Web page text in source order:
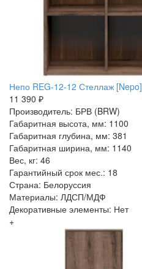
Непо REG-12-12 Стеллаж [Nepo]
11 390 ₽
Производитель: БРВ (BRW)
Габаритная высота, мм: 1100
Габаритная глубина, мм: 381
Габаритная ширина, мм: 1140
Вес, кг: 46
Гарантийный срок мес.: 18
Страна: Белоруссия
Материалы: ЛДСП/МДФ
Декоративные элементы: Нет
+